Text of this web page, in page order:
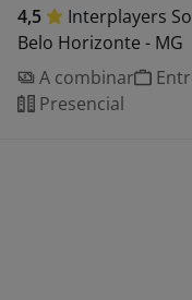
4,5 Interplayers
Belo Horizonte - MG
A combinar
Presencial